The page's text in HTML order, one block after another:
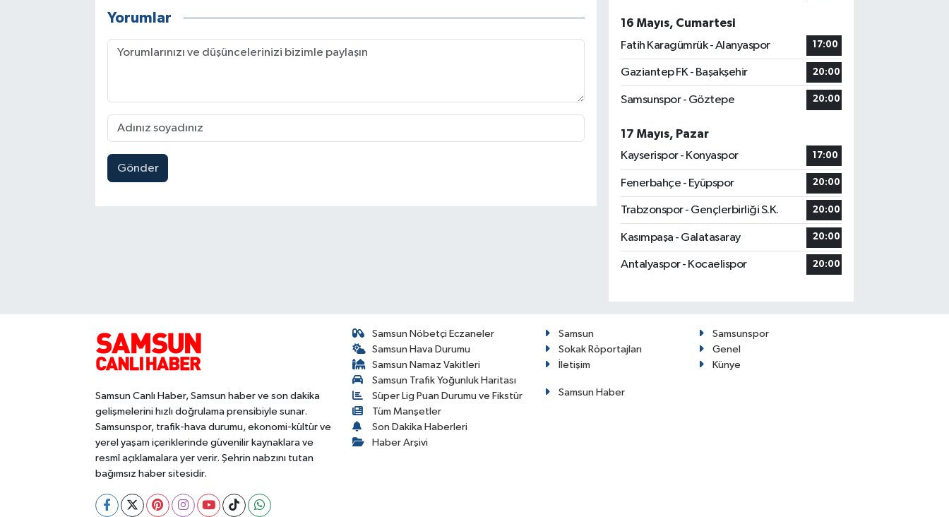
Yorumlar
Gönder
16 Mayıs, Cumartesi
Fatih Karagümrük - Alanyaspor
17:00
Gaziantep FK - Başakşehir 20:00
Samsunspor - Göztepe 20:00
17 Mayıs, Pazar
Kayserispor - Konyaspor
17:00
Fenerbahçe - Eyüpspor 20:00
Trabzonspor - Gençlerbirliği S.K. 20:00
Kasımpaşa - Galatasaray 20:00
Antalyaspor - Kocaelispor 20:00
Samsun Canlı Haber, Samsun haber ve son dakika
gelişmelerini hızlı doğrulama prensibiyle sunar.
Samsunspor, trafik-hava durumu, ekonomi-kültür ve
yerel yaşam içeriklerinde güvenilir kaynaklara ve
resmî açıklamalara yer verir. Şehrin nabzını tutan
bağımsız haber sitesidir.
Samsun Nöbetçi Eczaneler
Samsun Hava Durumu
Samsun Namaz Vakitleri
Samsun Trafik Yoğunluk Haritası
Süper Lig Puan Durumu ve Fikstür
Tüm Manşetler
Son Dakika Haberleri
Haber Arşivi
Samsun
Samsunspor
Sokak Röportajları
Genel
İletişim
Künye
Samsun Haber